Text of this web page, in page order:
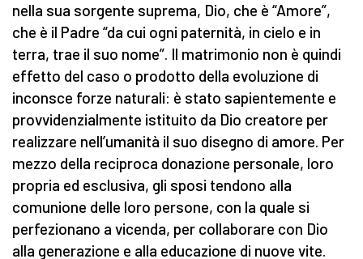
nella sua sorgente suprema, Dio, che è “Amore”,
che è il Padre “da cui ogni paternità, in cielo e in
terra, trae il suo nome”. Il matrimonio non è quindi
effetto del caso o prodotto della evoluzione di
inconsce forze naturali: è stato sapientemente e
provvidenzialmente istituito da Dio creatore per
realizzare nell’umanità il suo disegno di amore. Per
mezzo della reciproca donazione personale, loro
propria ed esclusiva, gli sposi tendono alla
comunione delle loro persone, con la quale si
perfezionano a vicenda, per collaborare con Dio
alla generazione e alla educazione di nuove vite.